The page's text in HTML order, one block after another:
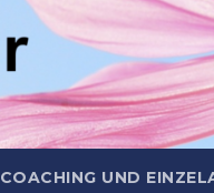
COACHING UND